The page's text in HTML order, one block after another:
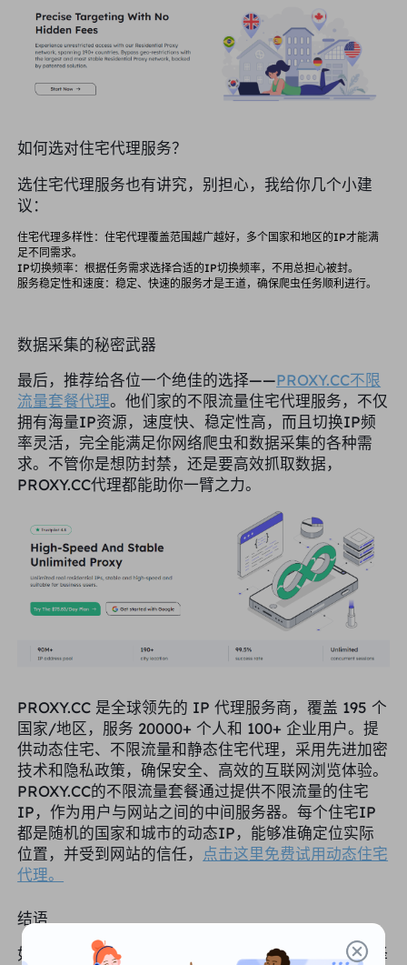
如何选对住宅代理服务？
选住宅代理服务也有讲究，别担心，我给你几个小建
议：
住宅代理多样性：住宅代理覆盖范围越广越好，多个国家和地区的IP才能满
足不同需求。
IP切换频率：根据任务需求选择合适的IP切换频率，不用总担心被封。
服务稳定性和速度：稳定、快速的服务才是王道，确保爬虫任务顺利进行。
数据采集的秘密武器
最后，推荐给各位一个绝佳的选择——PROXY.CC不限
流量套餐代理。他们家的不限流量住宅代理服务，不仅
拥有海量IP资源，速度快、稳定性高，而且切换IP频
率灵活，完全能满足你网络爬虫和数据采集的各种需
求。不管你是想防封禁，还是要高效抓取数据，
PROXY.CC代理都能助你一臂之力。
PROXY.CC 是全球领先的 IP 代理服务商，覆盖 195 个
国家/地区，服务 20000+ 个人和 100+ 企业用户。提
供动态住宅、不限流量和静态住宅代理，采用先进加密
技术和隐私政策，确保安全、高效的互联网浏览体验。
PROXY.CC的不限流量套餐通过提供不限流量的住宅
IP，作为用户与网站之间的中间服务器。每个住宅IP
都是随机的国家和城市的动态IP，能够准确定位实际
位置，并受到网站的信任， 点击这里免费试用动态住宅
代理。
结语
如今，数据采集的成功不再只是技术问题，而是你选择